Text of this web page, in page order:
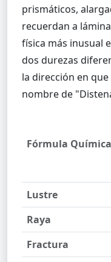
prismáticos,
recuerdan a
física más inusual
dos durezas
la dirección en
Fórmula Química
Lustre
Raya
Fractura